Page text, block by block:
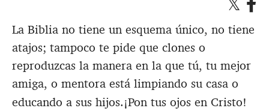
La Biblia no tiene un esquema único, no tiene
atajos; tampoco te pide que clones o
reproduzcas la manera en la que tú, tu mejor
amiga, o mentora está limpiando su casa o
educando a sus hijos.¡Pon tus ojos en Cristo!